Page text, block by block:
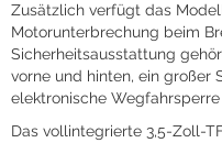
Zusätzlich verfügt das
Motorunterbrechung beim
Sicherheitsausstattung
vorne und hinten, ein großer
elektronische
Das vollintegrierte 3,5-Zoll-